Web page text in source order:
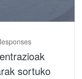
sortuko